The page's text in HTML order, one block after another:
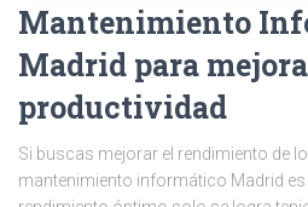
Mantenimiento
Madrid para
productividad
Si buscas mejorar el rendimiento de
mantenimiento informático Madrid es